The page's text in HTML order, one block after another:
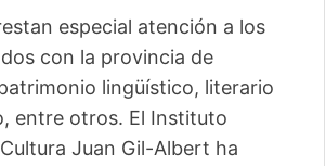
especial atención a los
con la provincia de
lingüístico, literario
entre otros. El Instituto
Juan Gil-Albert ha